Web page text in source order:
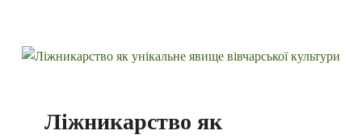
Ліжникарство як